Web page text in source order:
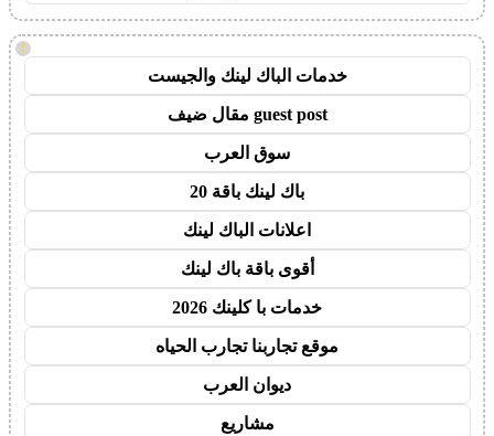
!
خدمات الباك لينك والجيست
guest post مقال ضيف
سوق العرب
باك لينك باقة 20
اعلانات الباك لينك
أقوى باقة باك لينك
خدمات با كلينك 2026
موقع تجاربنا تجارب الحياه
ديوان العرب
مشاريع